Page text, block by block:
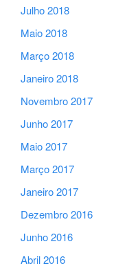
Julho 2018
Maio 2018
Março 2018
Janeiro 2018
Novembro 2017
Junho 2017
Maio 2017
Março 2017
Janeiro 2017
Dezembro 2016
Junho 2016
Abril 2016